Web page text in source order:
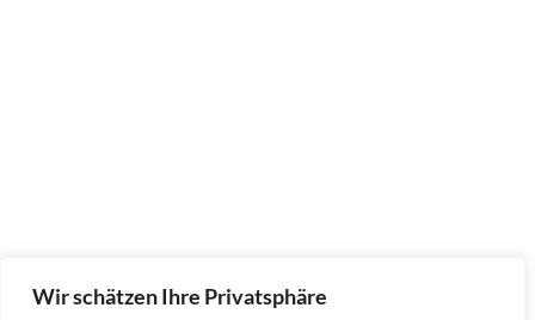
Wir schätzen Ihre Privatsphäre